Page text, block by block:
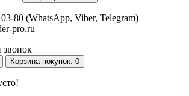
80 (WhatsApp, Viber, Telegram)
pro.ru
звонок
Корзинапокупок: 0